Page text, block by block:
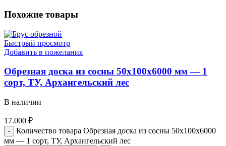
Похожие товары
Быстрый просмотр
Добавить в пожелания
Обрезная доска из сосны 50x100x6000 мм — 1
сорт, ТУ, Архангельский лес
В наличии
17.000 ₽
Количество товара Обрезная доска из сосны 50x100x6000
мм — 1 сорт, ТУ, Архангельский лес